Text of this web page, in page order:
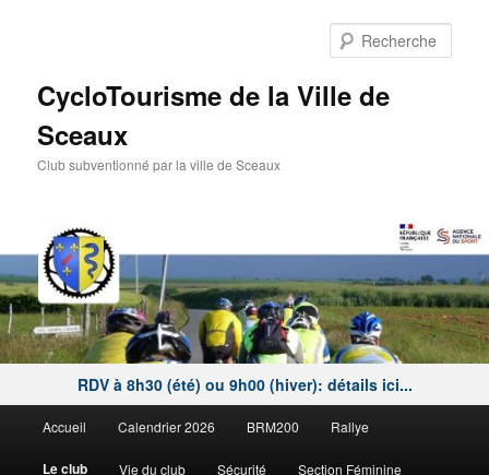
CycloTourisme de la Ville de
Sceaux
Club subventionné par la ville de Sceaux
RDV à 8h30 (été) ou 9h00 (hiver): détails ici...
principal
Accueil Calendrier 2026 BRM200 Rallye
Le club Vie du club Sécurité Section Féminine